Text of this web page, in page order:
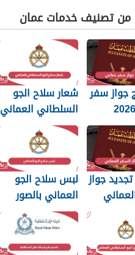
من تصنيف خدمات عمان
جواز سفر
عماني 2026
التي
شعار سلاح الجو
السلطاني العماني
png بجودة عالية
2026
جواز
الرسوم
لبس سلاح الجو
العماني بالصور
2026